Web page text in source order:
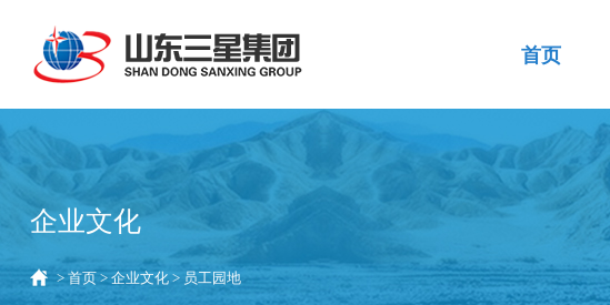
首页
企业文化
> 首页> 企业文化> 员工园地